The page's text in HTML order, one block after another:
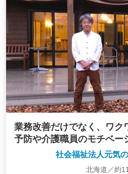
業務改善だけでなく、ワク
予防や介護職員のモチベー
社会福祉法人元気
北海道／約